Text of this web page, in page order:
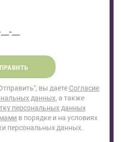
вы даете Согласие
данных, а также
персональных данных
в порядке и на условиях
персональных данных.